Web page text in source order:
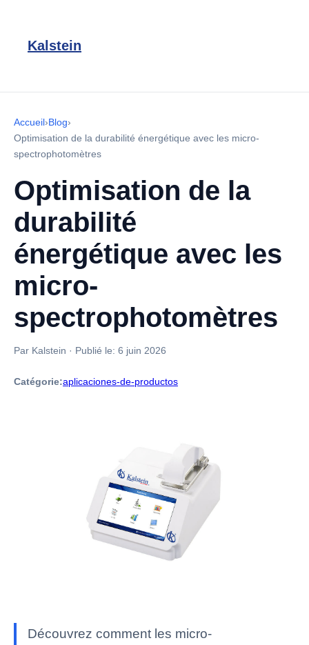
Kalstein
Accueil›Blog›
Optimisation de la durabilité énergétique avec les micro-
spectrophotomètres
Optimisation de la
durabilité
énergétique avec les
micro-
spectrophotomètres
Par Kalstein · Publié le: 6 juin 2026
Catégorie:aplicaciones-de-productos
Découvrez comment les micro-